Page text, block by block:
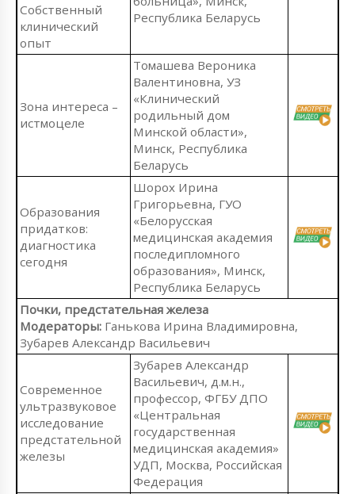
Собственный
клинический
опыт
Республика Беларусь
Зона интереса –
истмоцеле
Томашева Вероника
Валентиновна, УЗ
«Клинический
родильный дом
Минской области»,
Минск, Республика
Беларусь
Образования
придатков:
диагностика
сегодня
Шорох Ирина
Григорьевна, ГУО
«Белорусская
медицинская академия
последипломного
образования», Минск,
Республика Беларусь
Почки, предстательная железа
Модераторы: Ганькова Ирина Владимировна,
Зубарев Александр Васильевич
Современное
ультразвуковое
исследование
предстательной
железы
Зубарев Александр
Васильевич, д.м.н.,
профессор, ФГБУ ДПО
«Центральная
государственная
медицинская академия»
УДП, Москва, Российская
Федерация